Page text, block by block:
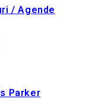
/ Agende
Parker